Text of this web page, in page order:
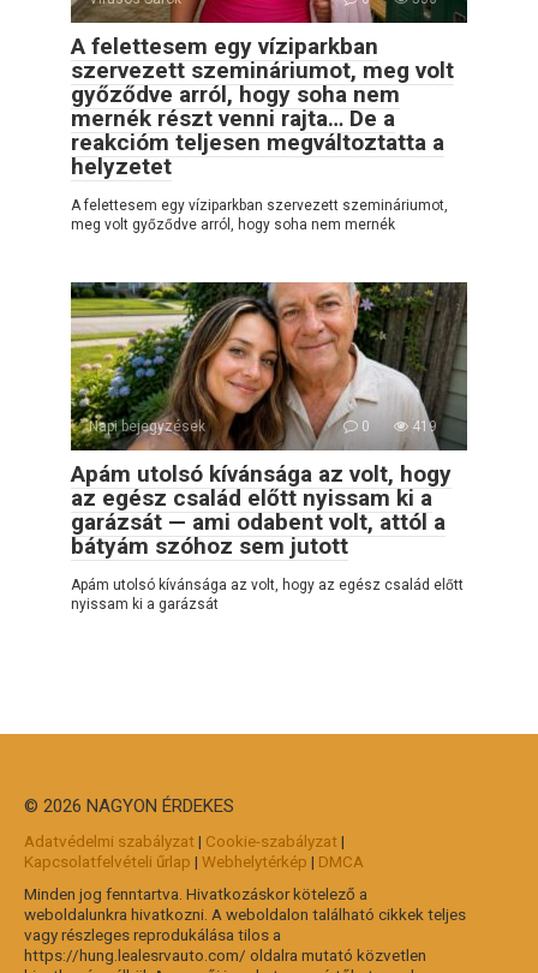
A felettesem egy víziparkban
szervezett szemináriumot, meg volt
győződve arról, hogy soha nem
mernék részt venni rajta… De a
reakcióm teljesen megváltoztatta a
helyzetet
A felettesem egy víziparkban szervezett szemináriumot,
meg volt győződve arról, hogy soha nem mernék
Napi bejegyzések 0 419
Apám utolsó kívánsága az volt, hogy
az egész család előtt nyissam ki a
garázsát — ami odabent volt, attól a
bátyám szóhoz sem jutott
Apám utolsó kívánsága az volt, hogy az egész család előtt
nyissam ki a garázsát
© 2026 NAGYON ÉRDEKES
Adatvédelmi szabályzat | Cookie-szabályzat |
Kapcsolatfelvételi űrlap | Webhelytérkép | DMCA
Minden jog fenntartva. Hivatkozáskor kötelező a
weboldalunkra hivatkozni. A weboldalon található cikkek teljes
vagy részleges reprodukálása tilos a
https://hung.lealesrvauto.com/ oldalra mutató közvetlen